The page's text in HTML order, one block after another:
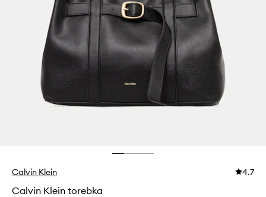
Calvin Klein 4.7
Calvin Klein torebka